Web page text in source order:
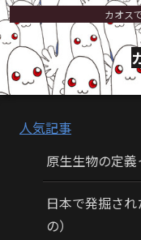
カオス
人気記事
原生生物の定義
日本で発掘さ
の）